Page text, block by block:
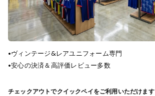
•ヴィンテージ&レアユニフォーム専門
•安心の決済＆高評価レビュー多数
チェックアウトでクイックペイをご利用いただけます